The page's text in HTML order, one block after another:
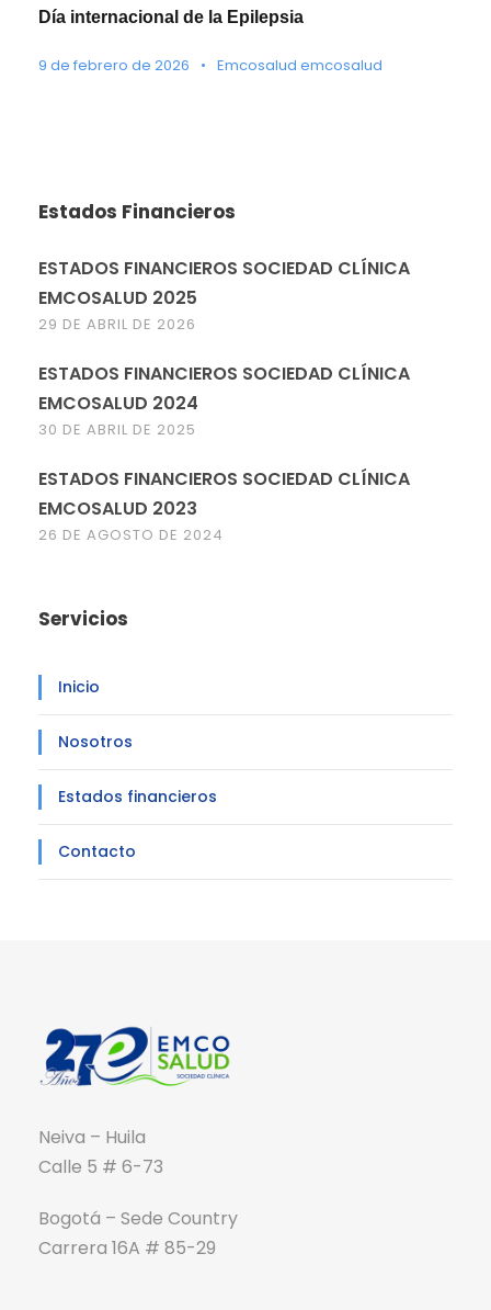
Día internacional de la Epilepsia
9 de febrero de 2026 • Emcosalud emcosalud
Estados Financieros
ESTADOS FINANCIEROS SOCIEDAD CLÍNICA
EMCOSALUD 2025
29 DE ABRIL DE 2026
ESTADOS FINANCIEROS SOCIEDAD CLÍNICA
EMCOSALUD 2024
30 DE ABRIL DE 2025
ESTADOS FINANCIEROS SOCIEDAD CLÍNICA
EMCOSALUD 2023
26 DE AGOSTO DE 2024
Servicios
Inicio
Nosotros
Estados financieros
Contacto
Neiva – Huila
Calle 5 # 6-73
Bogotá – Sede Country
Carrera 16A # 85-29